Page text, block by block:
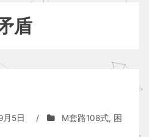
盾
月5日 / M套路108式, 困